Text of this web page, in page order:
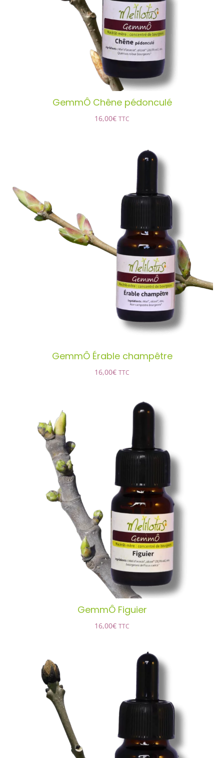
GemmÔ Chêne pédonculé
16,00€ TTC
GemmÔ Érable champêtre
AJOUTER AU PANIER
/
GemmÔ Érable champêtre
16,00€ TTC
GemmÔ Figuier
AJOUTER AU PANIER
GemmÔ Figuier
16,00€ TTC
GemmÔ Frêne
AJOUTER AU PANIER
/